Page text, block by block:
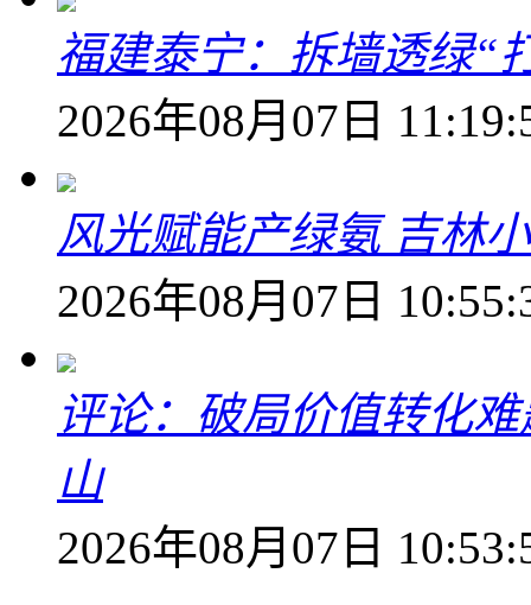
福建泰宁：拆墙透绿“
2026年08月07日
风光赋能产绿氨 吉林
2026年08月07日
评论：破局价值转化
山
2026年08月07日